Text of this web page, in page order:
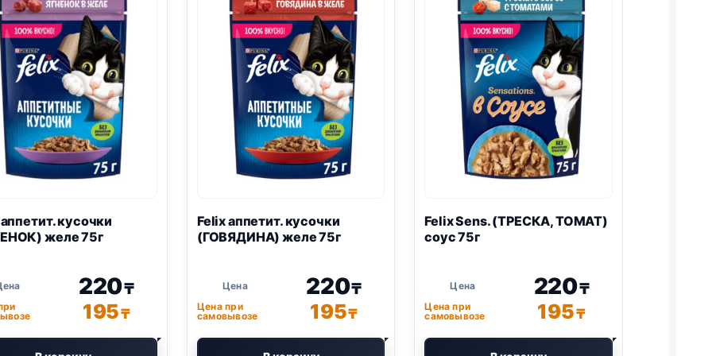
аппетит. кусочки
желе 75г
220₸
195₸
Felixаппетит. кусочки
(ГОВЯДИНА) желе 75г
220₸
Цена при
самовывозе
195₸
FelixSens. (ТРЕСКА, ТОМАТ)
соус 75г
220₸
Цена при
самовывозе
195₸